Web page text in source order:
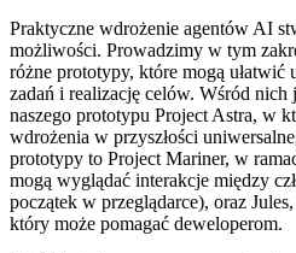
Praktyczne wdrożenie agentów AI
możliwości. Prowadzimy w tym
różne prototypy, które mogą
zadań i realizację celów. Wśród nich
naszego prototypu Project Astra, w
wdrożenia w przyszłości
prototypy to Project Mariner, w
mogą wyglądać interakcje między
początek w przeglądarce), oraz
który może pomagać deweloperom.